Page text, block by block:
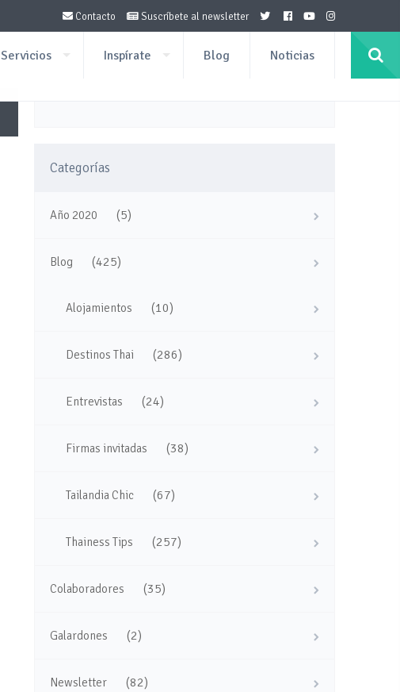
Contacto Suscríbete al newsletter
Servicios Inspírate Blog Noticias
Categorías
Año 2020 (5)
Blog (425)
Alojamientos (10)
Destinos Thai (286)
Entrevistas (24)
Firmas invitadas (38)
Tailandia Chic (67)
Thainess Tips (257)
Colaboradores (35)
Galardones (2)
Newsletter (82)